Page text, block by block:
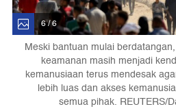
6 / 6
Meski bantuan mulai
keamanan masih menjadi
kemanusiaan terus mendesak
lebih luas dan akses
semua pihak. REUTERS/